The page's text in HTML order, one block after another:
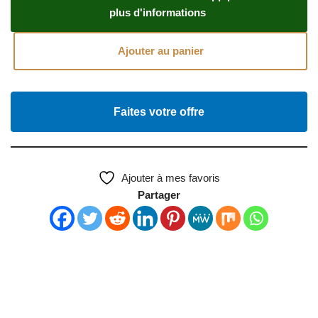
plus d'informations
Ajouter au panier
Faites votre offre
Ajouter à mes favoris
Partager